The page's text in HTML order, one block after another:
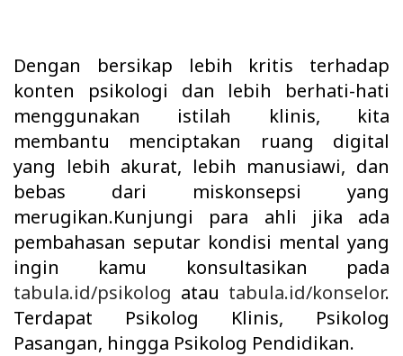
Dengan bersikap lebih kritis terhadap
konten psikologi dan lebih berhati-hati
menggunakan istilah klinis, kita
membantu menciptakan ruang digital
yang lebih akurat, lebih manusiawi, dan
bebas dari miskonsepsi yang
merugikan.Kunjungi para ahli jika ada
pembahasan seputar kondisi mental yang
ingin kamu konsultasikan pada
tabula.id/psikolog atau tabula.id/konselor.
Terdapat Psikolog Klinis, Psikolog
Pasangan, hingga Psikolog Pendidikan.